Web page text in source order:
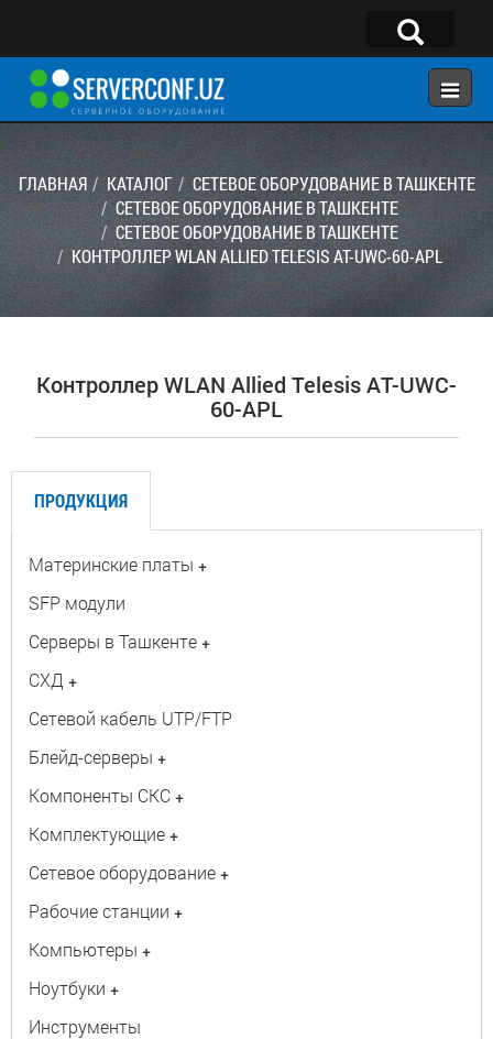
×
ГЛАВНАЯ
КОНФИГУРАТОР
КАТАЛОГ
УСЛУГИ
КОНТАКТЫ
Telegram:@serverconf_uz
Тел: (90) 932-18-00
ГЛАВНАЯ КАТАЛОГ
СЕТЕВОЕ ОБОРУДОВАНИЕ В ТАШКЕНТЕ
СЕТЕВОЕ ОБОРУДОВАНИЕ В ТАШКЕНТЕ
СЕТЕВОЕ ОБОРУДОВАНИЕ В ТАШКЕНТЕ
КОНТРОЛЛЕР WLAN ALLIED TELESIS AT-UWC-60-APL
Контроллер WLAN Allied Telesis AT-UWC-
60-APL
ПРОДУКЦИЯ
Материнские платы +
SFP модули
Серверы в Ташкенте +
СХД +
Сетевой кабель UTP/FTP
Блейд-серверы +
Компоненты СКС +
Комплектующие +
Сетевое оборудование +
Рабочие станции +
Компьютеры +
Ноутбуки +
Инструменты